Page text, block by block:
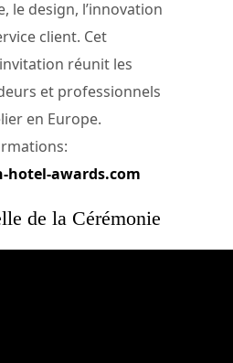
le design, l’innovation
client. Cet
réunit les
et professionnels
en Europe.
hotel-awards.com
de la Cérémonie